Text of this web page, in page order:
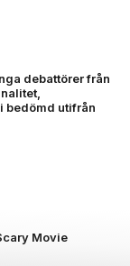
debattörer från
bedömd utifrån
Movie